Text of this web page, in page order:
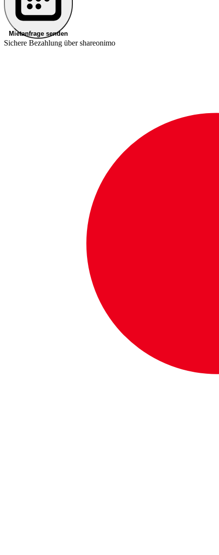
Mietanfrage senden
Sichere Bezahlung über shareonimo